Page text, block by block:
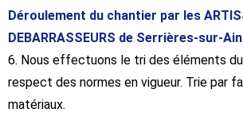
Déroulement du chantier par les
DEBARRASSEURS de Serrières-sur-
6. Nous effectuons le tri des éléments
respect des normes en vigueur. Trie par
matériaux.